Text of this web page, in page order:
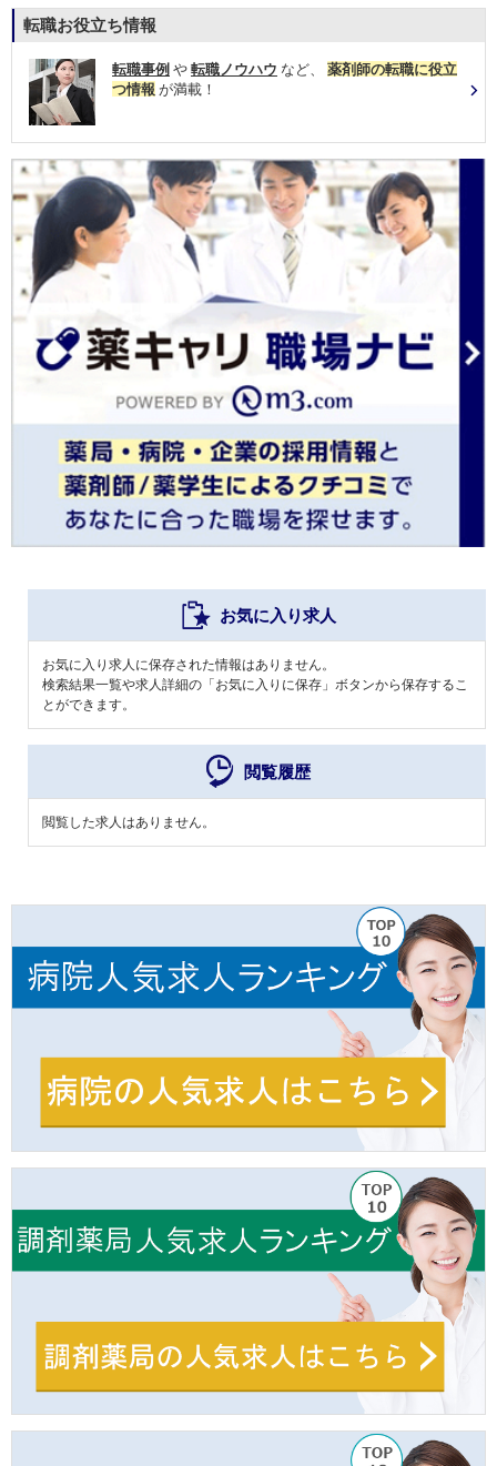
転職お役立ち情報
転職事例 や 転職ノウハウ など、 薬剤師の転職に役立
つ情報 が満載！
お気に入り求人
お気に入り求人に保存された情報はありません。
検索結果一覧や求人詳細の「お気に入りに保存」ボタンから保存するこ
とができます。
閲覧履歴
閲覧した求人はありません。